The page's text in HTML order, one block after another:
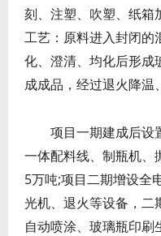
刻、注塑、吹塑、纸箱
工艺：原料进入封闭的
化、澄清、均化后形成
成成品，经过退火降温
项目一期建成后设
一体配料线、制瓶机、
5万吨;项目二期增设全
光机、退火等设备，二
自动喷涂、玻璃瓶印